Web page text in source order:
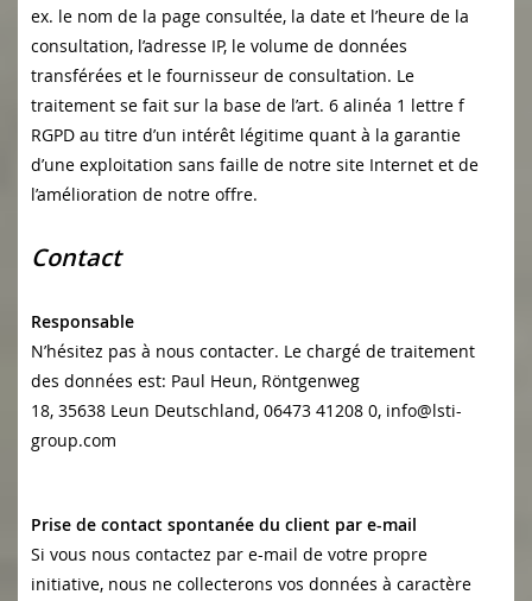
ex. le nom de la page consultée, la date et l’heure de la
consultation, l’adresse IP, le volume de données
transférées et le fournisseur de consultation. Le
traitement se fait sur la base de l’art. 6 alinéa 1 lettre f
RGPD au titre d’un intérêt légitime quant à la garantie
d’une exploitation sans faille de notre site Internet et de
l’amélioration de notre offre.
Contact
Responsable
N’hésitez pas à nous contacter. Le chargé de traitement
des données est: Paul Heun, Röntgenweg
18, 35638 Leun Deutschland, 06473 41208 0, info@lsti-
group.com
Prise de contact spontanée du client par e-mail
Si vous nous contactez par e-mail de votre propre
initiative, nous ne collecterons vos données à caractère